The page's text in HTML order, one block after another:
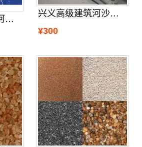
黔东南优质烘干河砂公司
兴义高级建筑河沙附近哪里有
¥300